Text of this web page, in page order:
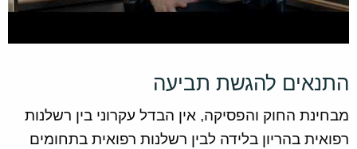
התנאים להגשת תביעה
מבחינת החוק והפסיקה, אין הבדל עקרוני בין רשלנות
רפואית בהריון בלידה לבין רשלנות רפואית בתחומים